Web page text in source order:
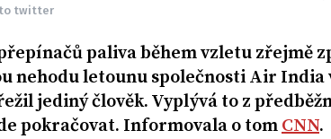
twitter
paliva během vzletu zřejmě
nehodu letounu společnosti Air India
jediný člověk. Vyplývá to z
pokračovat. Informovala o tomCNN.